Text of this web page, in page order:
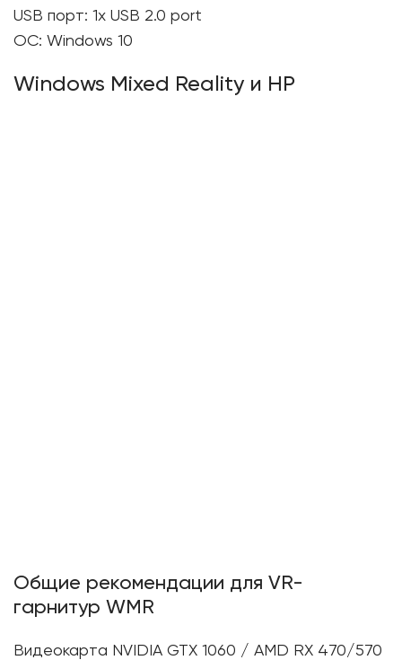
USB порт: 1x USB 2.0 port
ОС: Windows 10
Windows Mixed Reality и HP
Общие рекомендации для VR-
гарнитур WMR
Видеокарта NVIDIA GTX 1060 / AMD RX 470/570